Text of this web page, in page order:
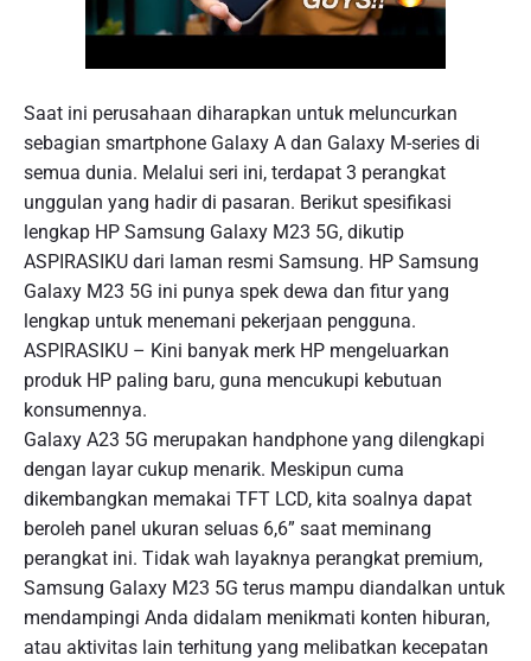
Saat ini perusahaan diharapkan untuk meluncurkan
sebagian smartphone Galaxy A dan Galaxy M-series di
semua dunia. Melalui seri ini, terdapat 3 perangkat
unggulan yang hadir di pasaran. Berikut spesifikasi
lengkap HP Samsung Galaxy M23 5G, dikutip
ASPIRASIKU dari laman resmi Samsung. HP Samsung
Galaxy M23 5G ini punya spek dewa dan fitur yang
lengkap untuk menemani pekerjaan pengguna.
ASPIRASIKU – Kini banyak merk HP mengeluarkan
produk HP paling baru, guna mencukupi kebutuan
konsumennya.
Galaxy A23 5G merupakan handphone yang dilengkapi
dengan layar cukup menarik. Meskipun cuma
dikembangkan memakai TFT LCD, kita soalnya dapat
beroleh panel ukuran seluas 6,6” saat meminang
perangkat ini. Tidak wah layaknya perangkat premium,
Samsung Galaxy M23 5G terus mampu diandalkan untuk
mendampingi Anda didalam menikmati konten hiburan,
atau aktivitas lain terhitung yang melibatkan kecepatan